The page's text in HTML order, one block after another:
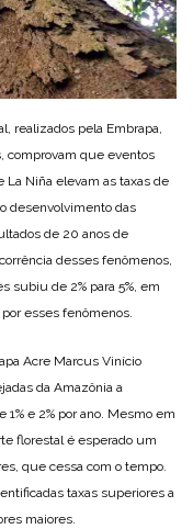
realizados pela Embrapa,
comprovam que eventos
La Niña elevam as taxas de
desenvolvimento das
de 20 anos de
desses fenômenos,
subiu de 2% para 5%, em
esses fenômenos.
Acre Marcus Vinício
da Amazônia a
e 2% por ano. Mesmo em
florestal é esperado um
que cessa com o tempo.
taxas superiores a
maiores.